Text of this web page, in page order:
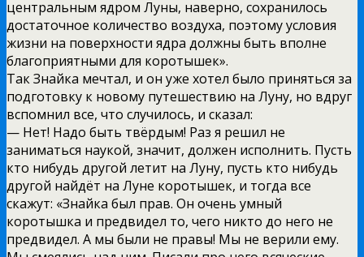
центральным ядром Луны, наверно, сохранилось
достаточное количество воздуха, поэтому условия
жизни на поверхности ядра должны быть вполне
благоприятными для коротышек».
Так Знайка мечтал, и он уже хотел было приняться за
подготовку к новому путешествию на Луну, но вдруг
вспомнил все, что случилось, и сказал:
— Нет! Надо быть твёрдым! Раз я решил не
заниматься наукой, значит, должен исполнить. Пусть
кто нибудь другой летит на Луну, пусть кто нибудь
другой найдёт на Луне коротышек, и тогда все
скажут: «Знайка был прав. Он очень умный
коротышка и предвидел то, чего никто до него не
предвидел. А мы были не правы! Мы не верили ему.